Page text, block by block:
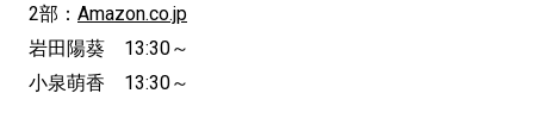
2部： Amazon.co.jp
岩田陽葵 13:30～
小泉萌香 13:30～